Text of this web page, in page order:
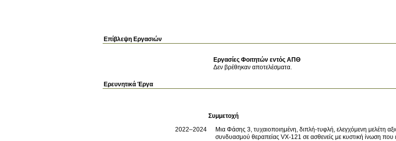
Επίβλεψη Εργασιών
Εργασίες Φοιτητών εντός ΑΠΘ
Δεν βρέθηκαν αποτελέσματα.
Ερευνητικά Έργα
Συμμετοχή
2022–2024
Μια Φάσης 3, τυχαιοποιημένη, διπλή-τυφλή, ελεγχόμενη μελέτη
συνδυασμού θεραπείας VX-121 σε ασθενείς με κυστική ίνωση που